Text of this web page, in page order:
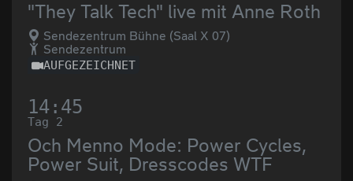
"They Talk Tech" live mit Anne Roth
Sendezentrum Bühne (Saal X 07)
Sendezentrum
AUFGEZEICHNET
14:45
Tag 2
Och Menno Mode: Power Cycles,
Power Suit, Dresscodes WTF